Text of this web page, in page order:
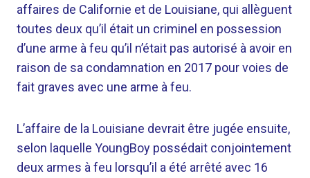
affaires de Californie et de Louisiane, qui allèguent
toutes deux qu’il était un criminel en possession
d’une arme à feu qu’il n’était pas autorisé à avoir en
raison de sa condamnation en 2017 pour voies de
fait graves avec une arme à feu.
L’affaire de la Louisiane devrait être jugée ensuite,
selon laquelle YoungBoy possédait conjointement
deux armes à feu lorsqu’il a été arrêté avec 16